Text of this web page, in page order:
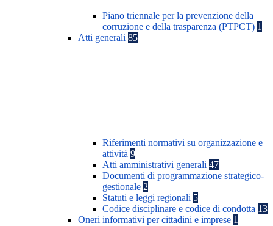
Piano triennale per la prevenzione della
corruzione e della trasparenza (PTPCT) 1
Atti generali 85
Riferimenti normativi su organizzazione e
attività 9
Atti amministrativi generali 47
Documenti di programmazione strategico-
gestionale 2
Statuti e leggi regionali 5
Codice disciplinare e codice di condotta 13
Oneri informativi per cittadini e imprese 1